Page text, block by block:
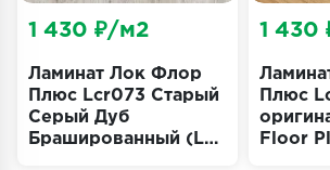
Подложка
Строительные материалы
Ламинат Лок Флор
Плюс Lcr073 Старый
Серый Дуб
Брашированный (Loc
1 430 ₽/м2
Плюс
Floor
1 430